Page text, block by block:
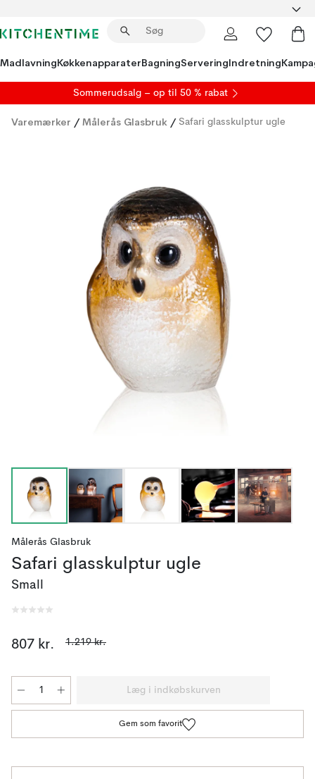
MadlavningKøkkenapparaterBagningServeringIndretning
Sommerudsalg – op til 50 % rabat
Varemærker / Målerås Glasbruk / Safari glasskulptur ugle
Målerås Glasbruk
Safari glasskulptur ugle
Small
807 kr. 1.219 kr.
Læg i indkøbskurven
Gem som favorit